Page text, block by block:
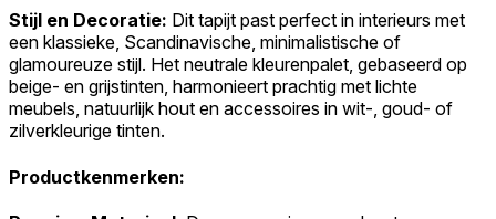
Stijl en Decoratie: Dit tapijt past perfect in interieurs met
een klassieke, Scandinavische, minimalistische of
glamoureuze stijl. Het neutrale kleurenpalet, gebaseerd op
beige- en grijstinten, harmonieert prachtig met lichte
meubels, natuurlijk hout en accessoires in wit-, goud- of
zilverkleurige tinten.
Productkenmerken: